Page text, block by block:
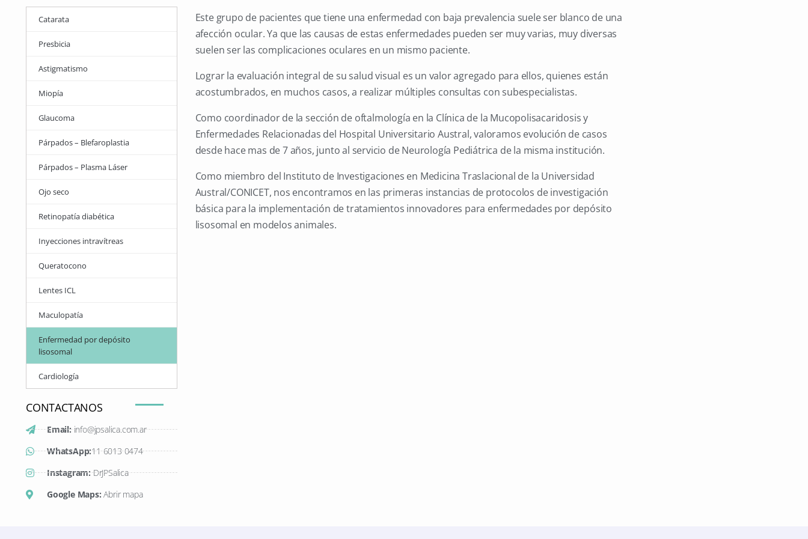
Catarata
Presbicia
Astigmatismo
Miopía
Glaucoma
Párpados – Blefaroplastia
Párpados – Plasma Láser
Ojo seco
Retinopatía diabética
Inyecciones intravítreas
Queratocono
Lentes ICL
Maculopatía
Enfermedad por depósito
lisosomal
Cardiología
CONTACTANOS
Email:info@jpsalica.com.ar
WhatsApp:11 6013 0474
Instagram:DrJPSalica
Google Maps: Abrir mapa
Este grupo de pacientes que tiene una enfermedad con baja prevalencia suele ser blanco de una
afección ocular. Ya que las causas de estas enfermedades pueden ser muy varias, muy diversas
suelen ser las complicaciones oculares en un mismo paciente.
Lograr la evaluación integral de su salud visual es un valor agregado para ellos, quienes están
acostumbrados, en muchos casos, a realizar múltiples consultas con subespecialistas.
Como coordinador de la sección de oftalmología en la Clínica de la Mucopolisacaridosis y
Enfermedades Relacionadas del Hospital Universitario Austral, valoramos evolución de casos
desde hace mas de 7 años, junto al servicio de Neurología Pediátrica de la misma institución.
Como miembro del Instituto de Investigaciones en Medicina Traslacional de la Universidad
Austral/CONICET, nos encontramos en las primeras instancias de protocolos de investigación
básica para la implementación de tratamientos innovadores para enfermedades por depósito
lisosomal en modelos animales.